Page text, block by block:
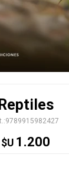
Reptiles
9789915982427
$U 1.200